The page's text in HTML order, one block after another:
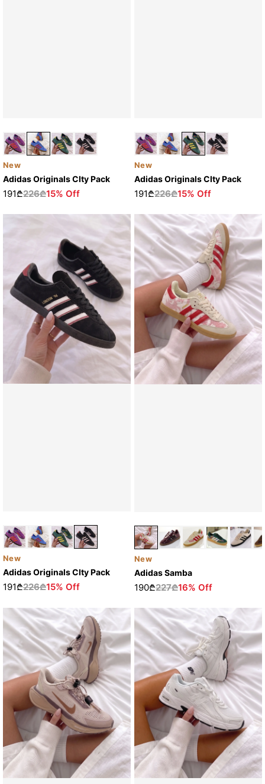
New
Adidas Originals CIty Pack
191₾226₾15% Off
New
Adidas Originals CIty Pack
191₾226₾15% Off
New
Adidas Originals CIty Pack
191₾226₾15% Off
New
Adidas Samba
190₾227₾16% Off